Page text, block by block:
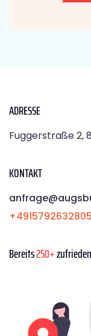
ADRESSE
Fuggerstraße 2,
KONTAKT
+4915792632805
Bereits250+